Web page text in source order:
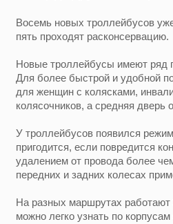
Восемь новых троллейбусов
пять проходят расконсервацию.
Новые троллейбусы имеют ряд
Для более быстрой и удобной
для женщин с колясками,
колясочников, а средняя
У троллейбусов появился
пригодится, если повредится
удалением от провода более
передних и задних колесах
На разных маршрутах
можно легко узнать по